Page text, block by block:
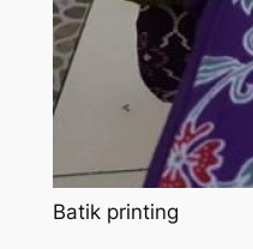
Batik printing